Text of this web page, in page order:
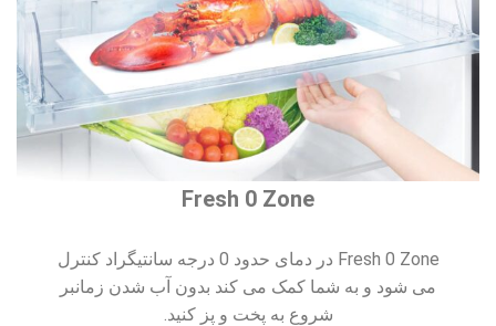
Fresh 0 Zone
Fresh 0 Zone در دمای حدود 0 درجه سانتیگراد کنترل
می شود و به شما کمک می کند بدون آب شدن زمانبر
شروع به پخت و پز کنید.